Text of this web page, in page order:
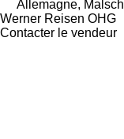
Allemagne, Malsch
Werner Reisen OHG
Contacter le vendeur